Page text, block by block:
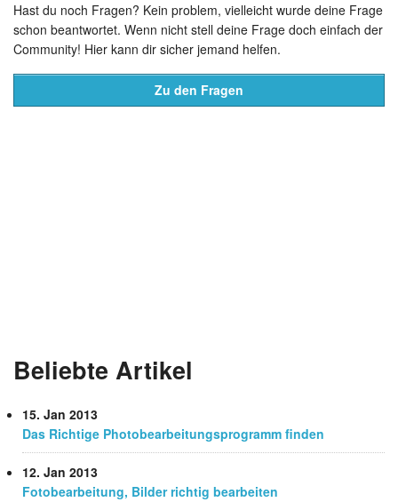
Hast du noch Fragen? Kein problem, vielleicht wurde deine Frage
schon beantwortet. Wenn nicht stell deine Frage doch einfach der
Community! Hier kann dir sicher jemand helfen.
Zu den Fragen
Beliebte Artikel
15. Jan 2013
Das Richtige Photobearbeitungsprogramm finden
12. Jan 2013
Fotobearbeitung, Bilder richtig bearbeiten